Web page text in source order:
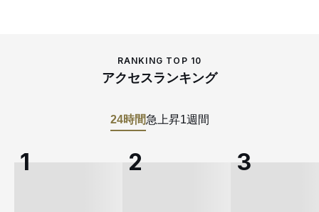
RANKING TOP 10
アクセスランキング
24時間急上昇1週間